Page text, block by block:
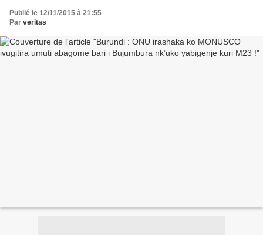
Publié le 12/11/2015 à 21:55
Par veritas